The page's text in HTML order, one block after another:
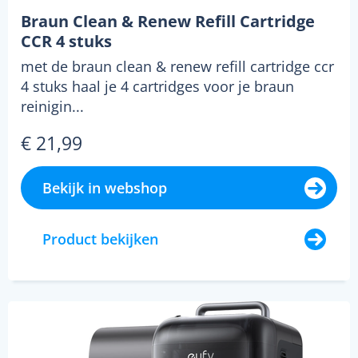
Braun Clean & Renew Refill Cartridge
CCR 4 stuks
met de braun clean & renew refill cartridge ccr
4 stuks haal je 4 cartridges voor je braun
reinigin...
€ 21,99
Bekijk in webshop
Product bekijken